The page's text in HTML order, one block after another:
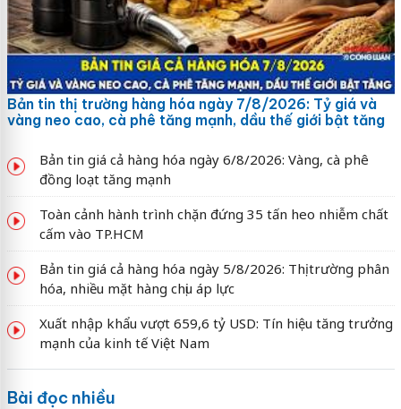
Bản tin thị trường hàng hóa ngày 7/8/2026: Tỷ giá và
vàng neo cao, cà phê tăng mạnh, dầu thế giới bật tăng
Bản tin giá cả hàng hóa ngày 6/8/2026: Vàng, cà phê
đồng loạt tăng mạnh
Toàn cảnh hành trình chặn đứng 35 tấn heo nhiễm chất
cấm vào TP.HCM
Bản tin giá cả hàng hóa ngày 5/8/2026: Thị trường phân
hóa, nhiều mặt hàng chịu áp lực
Xuất nhập khẩu vượt 659,6 tỷ USD: Tín hiệu tăng trưởng
mạnh của kinh tế Việt Nam
Bài đọc nhiều